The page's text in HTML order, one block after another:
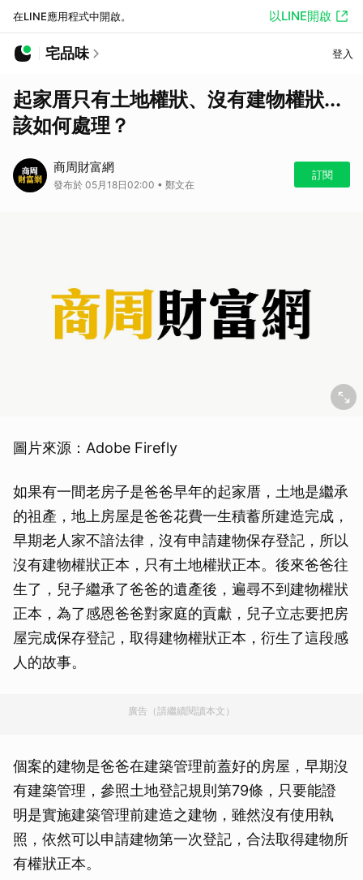
在LINE應用程式中開啟。 以LINE開啟
宅品味 登入
起家厝只有土地權狀、沒有建物權狀...
該如何處理？
商周財富網
發布於 05月18日02:00 • 鄭文在
訂閱
圖片來源：Adobe Firefly
如果有一間老房子是爸爸早年的起家厝，土地是繼承
的祖產，地上房屋是爸爸花費一生積蓄所建造完成，
早期老人家不諳法律，沒有申請建物保存登記，所以
沒有建物權狀正本，只有土地權狀正本。後來爸爸往
生了，兒子繼承了爸爸的遺產後，遍尋不到建物權狀
正本，為了感恩爸爸對家庭的貢獻，兒子立志要把房
屋完成保存登記，取得建物權狀正本，衍生了這段感
人的故事。
廣告（請繼續閱讀本文）
個案的建物是爸爸在建築管理前蓋好的房屋，早期沒
有建築管理，參照土地登記規則第79條，只要能證
明是實施建築管理前建造之建物，雖然沒有使用執
照，依然可以申請建物第一次登記，合法取得建物所
有權狀正本。